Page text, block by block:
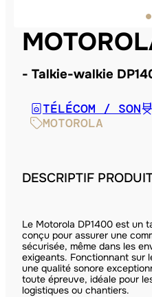
Talkie-walkie
TÉLÉCOM / SON
MOTOROLA
DESCRIPTIF
Le Motorola DP1400 est un
conçu pour assurer une
sécurisée, même dans les
exigeants. Fonctionnant sur
une qualité sonore
toute épreuve, idéale pour
logistiques ou chantiers.